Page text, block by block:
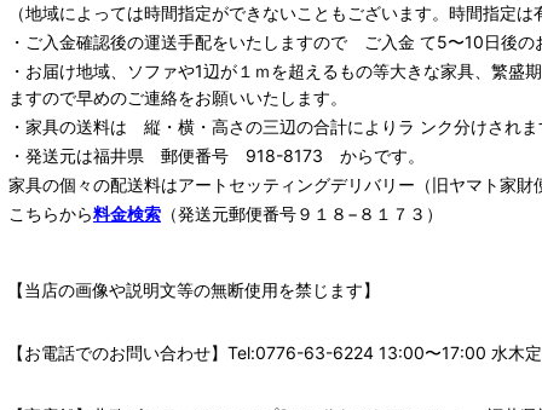
（地域によっては時間指定ができないこともございます。時間指定
・ご入金確認後の運送手配をいたしますので ご入金 て5〜10日後の
・お届け地域、ソファや1辺が１ｍを超えるもの等大きな家具、繁
ますので早めのご連絡をお願いいたします。
・家具の送料は 縦・横・高さの三辺の合計によりラ ンク分けされま
・発送元は福井県 郵便番号 918-8173 からです。
家具の個々の配送料はアートセッティングデリバリー （旧ヤマト家財
こちらから料金検索 （発送元郵便番号９１８−８１７３）
【当店の画像や説明文等の無断使用を禁じます】
【お電話でのお問い合わせ】Tel:0776-63-6224 13:00〜17:00 水木